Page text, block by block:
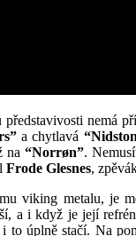
představivosti nemá
a chytlavá
na “Norrøn”.
Frode Glesnes,
viking metalu, je
a i když je její
to úplně stačí. Na